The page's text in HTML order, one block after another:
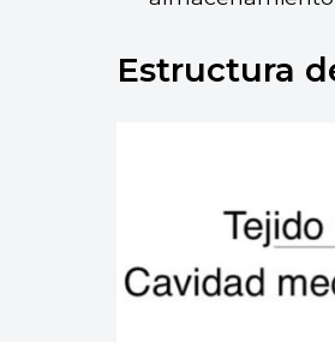
Estructura